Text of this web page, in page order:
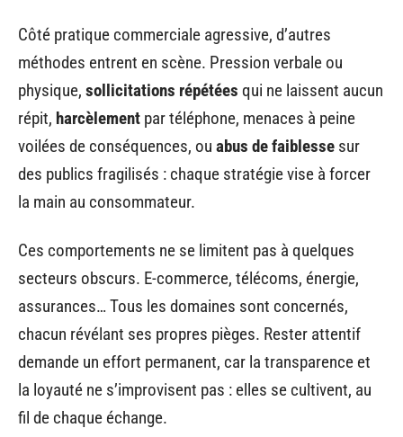
Côté pratique commerciale agressive, d’autres
méthodes entrent en scène. Pression verbale ou
physique, sollicitations répétées qui ne laissent aucun
répit, harcèlement par téléphone, menaces à peine
voilées de conséquences, ou abus de faiblesse sur
des publics fragilisés : chaque stratégie vise à forcer
la main au consommateur.
Ces comportements ne se limitent pas à quelques
secteurs obscurs. E-commerce, télécoms, énergie,
assurances… Tous les domaines sont concernés,
chacun révélant ses propres pièges. Rester attentif
demande un effort permanent, car la transparence et
la loyauté ne s’improvisent pas : elles se cultivent, au
fil de chaque échange.